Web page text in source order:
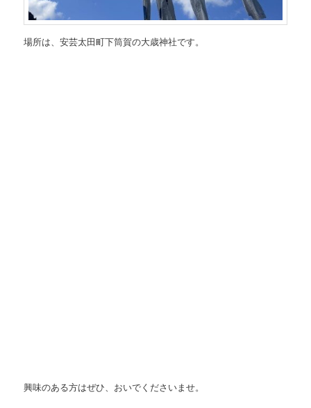
場所は、安芸太田町下筒賀の大歳神社です。
興味のある方はぜひ、おいでくださいませ。